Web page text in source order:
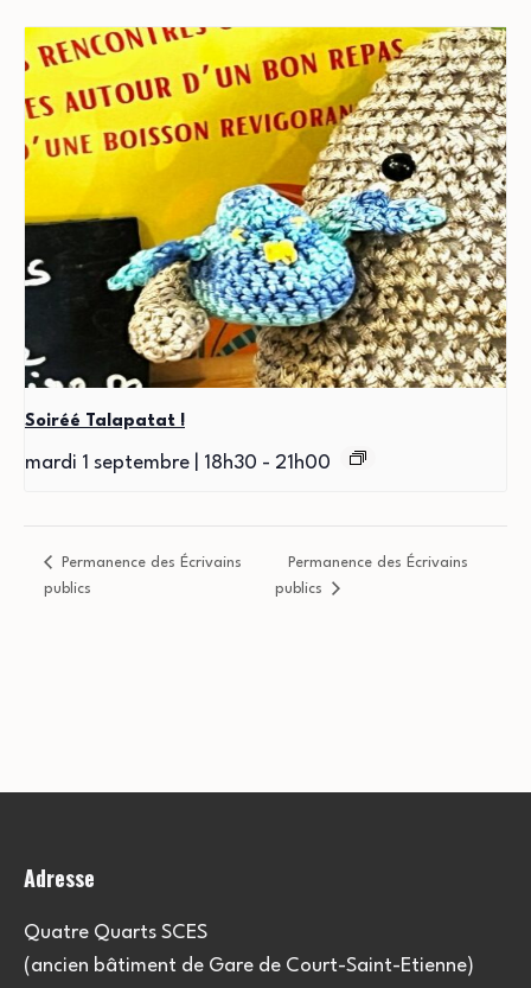
Soiréé Talapatat !
mardi 1 septembre | 18h30 - 21h00
Permanence des Écrivains
publics
Permanence des Écrivains
publics
Adresse
Quatre Quarts SCES
(ancien bâtiment de Gare de Court-Saint-Etienne)